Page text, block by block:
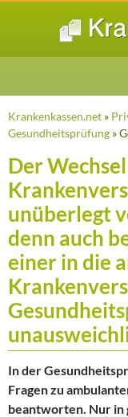
SPRINGEN
Krankenkassen.net »
Gesundheitsprüfung »
Der
unüberlegt
denn auch
einer in die
In der
Fragen zu
beantworten. Nur in